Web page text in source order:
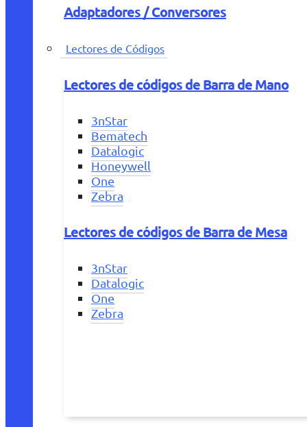
Adaptadores / Conversores
Lectores de Códigos
Lectores de códigos de Barra de Mano
3nStar
Bematech
Datalogic
Honeywell
One
Zebra
Lectores de códigos de Barra de Mesa
3nStar
Datalogic
One
Zebra